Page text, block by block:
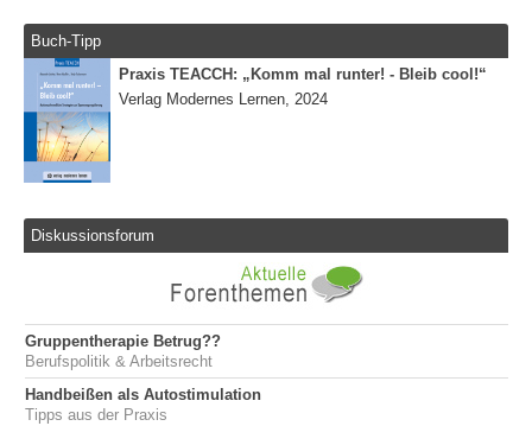
Buch-Tipp
Praxis TEACCH: „Komm mal runter! - Bleib cool!“
Verlag Modernes Lernen, 2024
Diskussionsforum
Gruppentherapie Betrug??
Berufspolitik & Arbeitsrecht
Handbeißen als Autostimulation
Tipps aus der Praxis